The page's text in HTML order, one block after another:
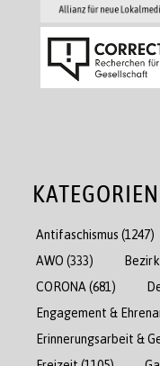
KATEGORIEN
Antifaschismus (1247)
AWO (333)
CORONA (681)
Engagement &
Erinnerungsarbeit &